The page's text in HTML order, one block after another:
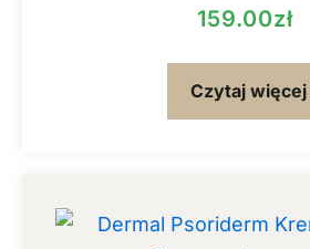
159.00zł
Czytaj więcej